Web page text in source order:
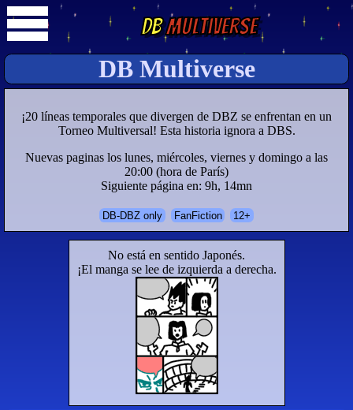
DBMultiverse
DB Multiverse
¡20 líneas temporales que divergen de DBZ se enfrentan en un
Torneo Multiversal! Esta historia ignora a DBS.
Nuevas paginas los lunes, miércoles, viernes y domingo a las
20:00 (hora de París)
Siguiente página en: 9h, 14mn
DB-DBZ only FanFiction 12+
No está en sentido Japonés.
¡El manga se lee de izquierda a derecha.